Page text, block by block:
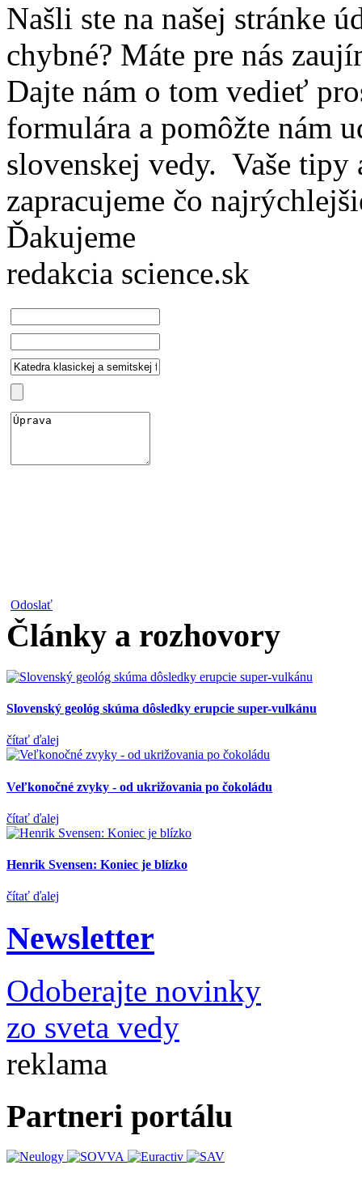
Našli ste na našej stránke
chybné? Máte pre nás
Dajte nám o tom vedieť
formulára a pomôžte nám
slovenskej vedy. Vaše
zapracujeme čo
Ďakujeme
redakcia science.sk
Odoslať
Články a rozhovory
Slovenský geológ skúma dôsledky erupcie super-vulkánu
čítať ďalej
Veľkonočné zvyky - od ukrižovania po čokoládu
čítať ďalej
Henrik Svensen: Koniec je blízko
čítať ďalej
Newsletter
Odoberajte novinky
zo sveta vedy
reklama
Partneri portálu